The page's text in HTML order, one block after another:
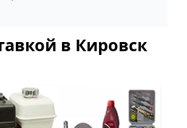
в Кировск